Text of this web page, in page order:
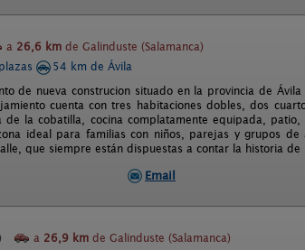
a 26,6 km de Galinduste (Salamanca)
54 km de Ávila
de nueva construcion situado en la provincia de
cuenta con tres habitaciones dobles, dos
la cobatilla, cocina complatamente equipada,
ideal para familias con niños, parejas y grupos
que siempre están dispuestas a contar la historia de
Email
a 26,9 km de Galinduste (Salamanca)